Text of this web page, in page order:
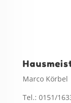
Marco Körbel
Tel.: 0151/